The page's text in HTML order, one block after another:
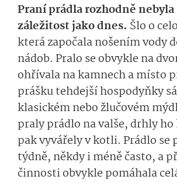
Praní prádla rozhodně
záležitost jako dnes. Šlo o
která započala nošením vody
nádob. Pralo se obvykle na
ohřívala na kamnech a místo
prášku tehdejší hospodyňky
klasickém nebo žlučovém
praly prádlo na valše, drhly
pak vyvářely v kotli. Prádlo se
týdně, někdy i méně často, a
činnosti obvykle pomáhala